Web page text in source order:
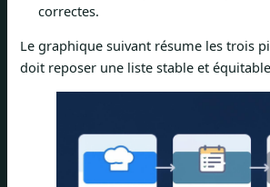
correctes.
Le graphique suivant résume les trois
doit reposer une liste stable et